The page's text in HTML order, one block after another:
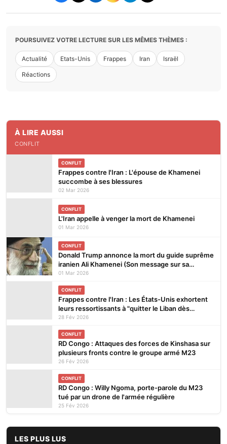
POURSUIVEZ VOTRE LECTURE SUR LES MÊMES THÈMES :
Actualité Etats-Unis Frappes Iran Israël
Réactions
À LIRE AUSSI
CONFLIT
CONFLIT
Frappes contre l'Iran : L'épouse de Khamenei
succombe à ses blessures
02 Mar 2026
CONFLIT
L'Iran appelle à venger la mort de Khamenei
01 Mar 2026
CONFLIT
Donald Trump annonce la mort du guide suprême
iranien Ali Khamenei (Son message sur sa
plateforme Truth Social)
01 Mar 2026
CONFLIT
Frappes contre l'Iran : Les États-Unis exhortent
leurs ressortissants à "quitter le Liban dès
maintenant tant que des options commerciales
28 Fév 2026
CONFLIT
RD Congo : Attaques des forces de Kinshasa sur
plusieurs fronts contre le groupe armé M23
26 Fév 2026
CONFLIT
RD Congo : Willy Ngoma, porte-parole du M23
tué par un drone de l'armée régulière
25 Fév 2026
LES PLUS LUS